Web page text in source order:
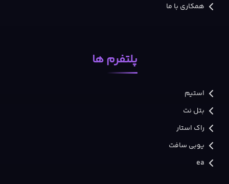
همکاری با ما
پلتفرم ها
استیم
بتل نت
راک استار
یوبی سافت
ea